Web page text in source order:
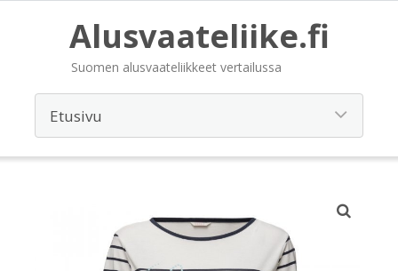
Alusvaateliike.fi
Suomen alusvaateliikkeet vertailussa